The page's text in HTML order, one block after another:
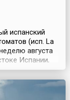
испанский
(исп. La
августа
Испании,
испанские
уго...